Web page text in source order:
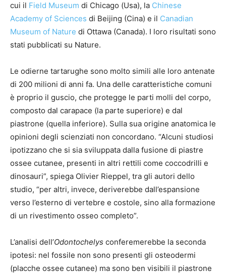
cui il Field Museum di Chicago (Usa), la Chinese
Academy of Sciences di Beijing (Cina) e il Canadian
Museum of Nature di Ottawa (Canada). I loro risultati sono
stati pubblicati su Nature.
Le odierne tartarughe sono molto simili alle loro antenate
di 200 milioni di anni fa. Una delle caratteristiche comuni
è proprio il guscio, che protegge le parti molli del corpo,
composto dal carapace (la parte superiore) e dal
piastrone (quella inferiore). Sulla sua origine anatomica le
opinioni degli scienziati non concordano. “Alcuni studiosi
ipotizzano che si sia sviluppata dalla fusione di piastre
ossee cutanee, presenti in altri rettili come coccodrilli e
dinosauri”, spiega Olivier Rieppel, tra gli autori dello
studio, “per altri, invece, deriverebbe dall’espansione
verso l’esterno di vertebre e costole, sino alla formazione
di un rivestimento osseo completo”.
L’analisi dell’Odontochelys conferemerebbe la seconda
ipotesi: nel fossile non sono presenti gli osteodermi
(placche ossee cutanee) ma sono ben visibili il piastrone